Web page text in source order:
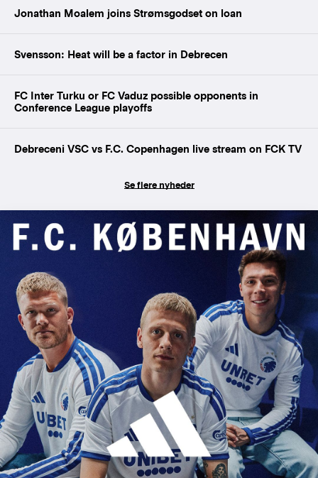
Jonathan Moalem joins Strømsgodset on loan
Svensson: Heat will be a factor in Debrecen
FC Inter Turku or FC Vaduz possible opponents in
Conference League playoffs
Debreceni VSC vs F.C. Copenhagen live stream on FCK TV
Se flere nyheder